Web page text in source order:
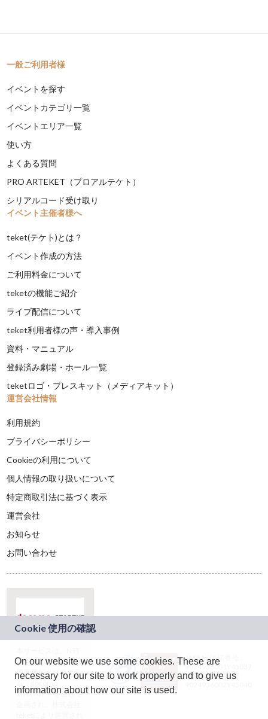
一般ご利用者様
イベントを探す
イベントカテゴリ一覧
イベントエリア一覧
使い方
よくある質問
PRO ARTEKET（プロアルテケト）
シリアルコード受け取り
イベント主催者様へ
teket(テケト)とは？
イベント作成の方法
ご利用料金について
teketの機能ご紹介
ライブ配信について
teket利用者様の声・導入事例
資料・マニュアル
登録済み劇場・ホール一覧
teketロゴ・プレスキット（メディアキット）
運営会社情報
利用規約
プライバシーポリシー
Cookieの利用について
個人情報の取り扱いについて
特定商取引法に基づく表示
運営会社
お知らせ
お問い合わせ
ドコモグループの新
規事業創出プログラ
ム「docomo
STARTUP」を通じて
JASRAC許諾番号：
9024936001Y45037
JASRAC許諾番号：
On our website we use some cookies. These are
necessary for our site to work properly and to give us
information about how our site is used.